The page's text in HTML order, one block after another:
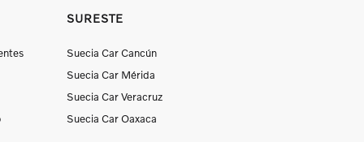
SURESTE
Suecia Car Cancún
Suecia Car Mérida
Suecia Car Veracruz
Suecia Car Oaxaca